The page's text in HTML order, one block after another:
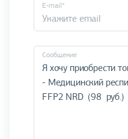
E-mail*
Cообщение